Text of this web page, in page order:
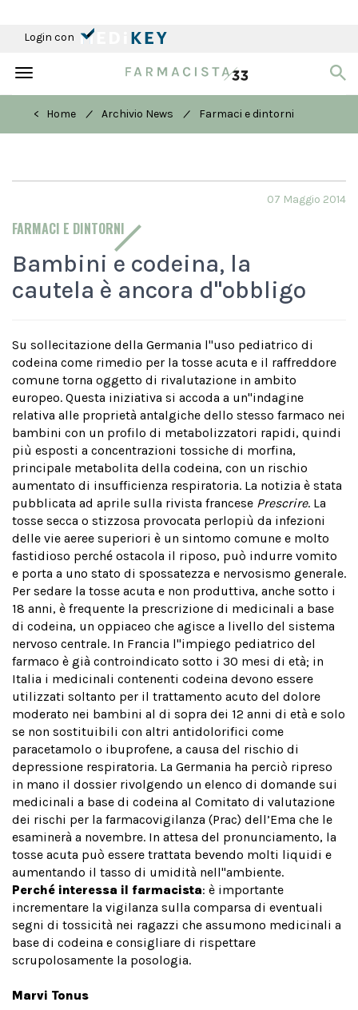
Login con
Toggle
< Home
/ Archivio News / Farmaci e dintorni
FARMACI E DINTORNI
07 Maggio 2014
Bambini e codeina, la
cautela è ancora d''obbligo
Su sollecitazione della Germania l''uso pediatrico di
codeina come rimedio per la tosse acuta e il raffreddore
comune torna oggetto di rivalutazione in ambito
europeo. Questa iniziativa si accoda a un''indagine
relativa alle proprietà antalgiche dello stesso farmaco nei
bambini con un profilo di metabolizzatori rapidi, quindi
più esposti a concentrazioni tossiche di morfina,
principale metabolita della codeina, con un rischio
aumentato di insufficienza respiratoria. La notizia è stata
pubblicata ad aprile sulla rivista francese Prescrire. La
tosse secca o stizzosa provocata perlopiù da infezioni
delle vie aeree superiori è un sintomo comune e molto
fastidioso perché ostacola il riposo, può indurre vomito
e porta a uno stato di spossatezza e nervosismo generale.
Per sedare la tosse acuta e non produttiva, anche sotto i
18 anni, è frequente la prescrizione di medicinali a base
di codeina, un oppiaceo che agisce a livello del sistema
nervoso centrale. In Francia l''impiego pediatrico del
farmaco è già controindicato sotto i 30 mesi di età; in
Italia i medicinali contenenti codeina devono essere
utilizzati soltanto per il trattamento acuto del dolore
moderato nei bambini al di sopra dei 12 anni di età e solo
se non sostituibili con altri antidolorifici come
paracetamolo o ibuprofene, a causa del rischio di
depressione respiratoria. La Germania ha perciò ripreso
in mano il dossier rivolgendo un elenco di domande sui
medicinali a base di codeina al Comitato di valutazione
dei rischi per la farmacovigilanza (Prac) dell’Ema che le
esaminerà a novembre. In attesa del pronunciamento, la
tosse acuta può essere trattata bevendo molti liquidi e
aumentando il tasso di umidità nell''ambiente.
Perché interessa il farmacista: è importante
incrementare la vigilanza sulla comparsa di eventuali
segni di tossicità nei ragazzi che assumono medicinali a
base di codeina e consigliare di rispettare
scrupolosamente la posologia.
Marvi Tonus